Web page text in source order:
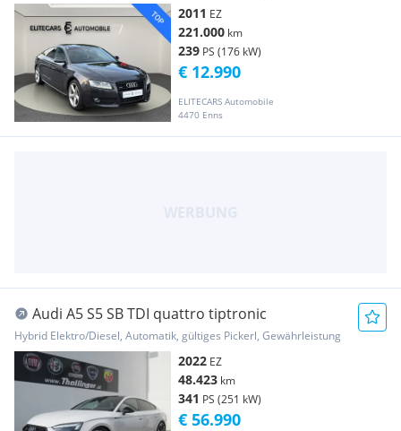
2011 EZ
221.000 km
239 PS (176 kW)
ELITECARS Automobile
4470 Enns
€ 12.990
Audi A5 S5 SB TDI quattro tiptronic
Hybrid Elektro/Diesel, Automatik, gültiges Pickerl, Gewährleistung
2022 EZ
48.423 km
341 PS (251 kW)
€ 56.990